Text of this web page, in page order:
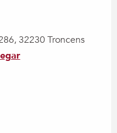
32230 Troncens